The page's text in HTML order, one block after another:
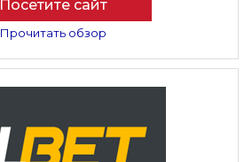
Посетите сайт
Прочитать обзор